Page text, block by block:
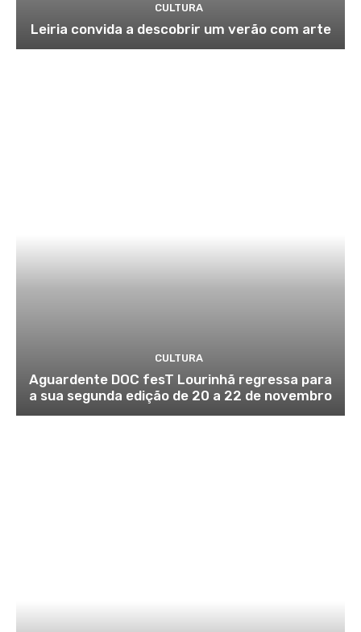
CULTURA
Leiria convida a descobrir um verão com arte
CULTURA
Aguardente DOC fesT Lourinhã regressa para
a sua segunda edição de 20 a 22 de novembro